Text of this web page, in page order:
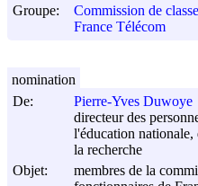
Groupe:
Commission de
France Télécom
De:
Pierre-Yves Duwoye
directeur des
l'éducation nationale,
la recherche
Objet:
membres de la
nomination